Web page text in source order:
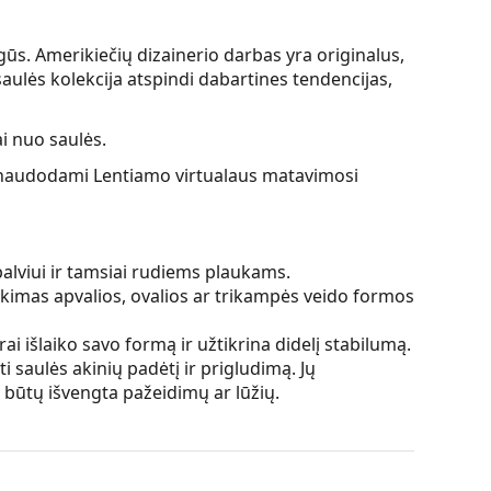
Amerikiečių dizainerio darbas yra originalus,
kolekcija atspindi dabartines tendencijas,
nuo saulės.
Lentiamo virtualaus matavimosi
ir tamsiai rudiems plaukams.
apvalios, ovalios ar trikampės veido formos
išlaiko savo formą ir užtikrina didelį stabilumą.
saulės akinių padėtį ir prigludimą. Jų
išvengta pažeidimų ar lūžių.